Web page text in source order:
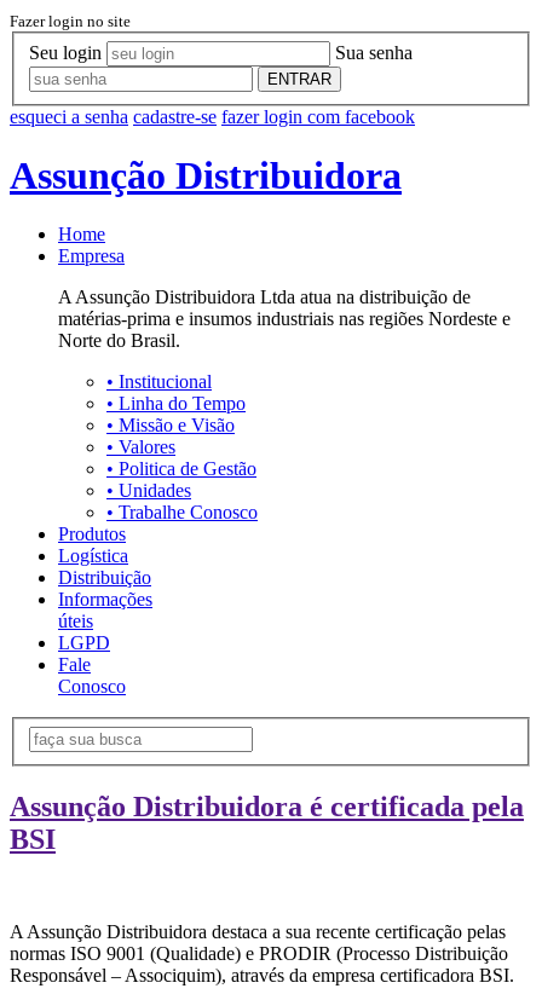
Fazer login no site
Seu login Sua senha
ENTRAR
esqueci a senha cadastre-se fazer login com facebook
Assunção Distribuidora
Home
Empresa
A Assunção Distribuidora Ltda atua na distribuição de
matérias-prima e insumos industriais nas regiões Nordeste e
Norte do Brasil.
• Institucional
• Linha do Tempo
• Missão e Visão
• Valores
• Politica de Gestão
• Unidades
• Trabalhe Conosco
Produtos
Logística
Distribuição
Informações
úteis
LGPD
Fale
Conosco
Assunção Distribuidora é certificada pela
BSI
A Assunção Distribuidora destaca a sua recente certificação pelas
normas ISO 9001 (Qualidade) e PRODIR (Processo Distribuição
Responsável – Associquim), através da empresa certificadora BSI.